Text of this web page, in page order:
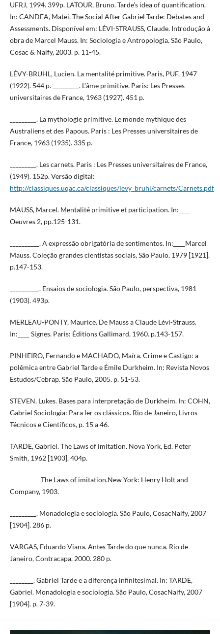
UFRJ, 1994. 399p. LATOUR, Bruno. Tarde’s idea of quantification.
In: CANDEA, Matei. The Social After Gabriel Tarde: Debates and
Assessments. Disponível em: LÉVI-STRAUSS, Claude. Introdução à
obra de Marcel Mauss. In: Sociologia e Antropologia. São Paulo,
Cosac & Naify, 2003. p. 11-45.
LÉVY-BRUHL, Lucien. La mentalité primitive. Paris, PUF, 1947
(1922). 544 p. _________. L’âme primitive. Paris: Les Presses
universitaires de France, 1963 (1927). 451 p.
_________. La mythologie primitive. Le monde mythique des
Australiens et des Papous. Paris : Les Presses universitaires de
France, 1963 (1935). 335 p.
_________. Les carnets. Paris : Les Presses universitaires de France,
(1949). 152p. Versão digital:
http://classiques.uqac.ca/classiques/levy_bruhl/carnets/Carnets.pdf
MAUSS, Marcel. Mentalité primitive et participation. In:____
Oeuvres 2, pp.125-131.
__________. A expressão obrigatória de sentimentos. In:____Marcel
Mauss. Coleção grandes cientistas sociais, São Paulo, 1979 [1921].
p.147-153.
__________. Ensaios de sociologia. São Paulo, perspectiva, 1981
(1903). 493p.
MERLEAU-PONTY, Maurice. De Mauss a Claude Lévi-Strauss.
In:____ Signes. Paris: Éditions Gallimard, 1960. p.143-157.
PINHEIRO, Fernando e MACHADO, Maíra. Crime e Castigo: a
polêmica entre Gabriel Tarde e Émile Durkheim. In: Revista Novos
Estudos/Cebrap. São Paulo, 2005. p. 51-53.
STEVEN, Lukes. Bases para interpretação de Durkheim. In: COHN,
Gabriel Sociologia: Para ler os clássicos. Rio de Janeiro, Livros
Técnicos e Científicos, p. 15 a 46.
TARDE, Gabriel. The Laws of imitation. Nova York, Ed. Peter
Smith, 1962 [1903]. 404p.
__________ The Laws of imitation.New York: Henry Holt and
Company, 1903.
_________. Monadologia e sociologia. São Paulo, CosacNaify, 2007
[1904]. 286 p.
VARGAS, Eduardo Viana. Antes Tarde do que nunca. Rio de
Janeiro, Contracapa, 2000. 280 p.
________. Gabriel Tarde e a diferença infinitesimal. In: TARDE,
Gabriel. Monadologia e sociologia. São Paulo, CosacNaify, 2007
[1904]. p. 7-39.